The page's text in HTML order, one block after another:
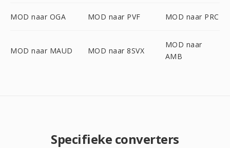
MOD naar OGA MOD naar PVF MOD naar PRC
MOD naar MAUD MOD naar 8SVX
MOD naar
AMB
Specifieke converters